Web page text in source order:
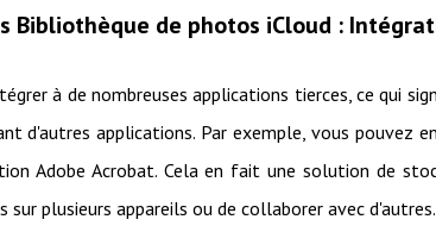
Bibliothèque de photos iCloud :
à de nombreuses applications tierces, ce qui
d'autres applications. Par exemple, vous pouvez
Adobe Acrobat. Cela en fait une solution de
sur plusieurs appareils ou de collaborer avec d'autres.